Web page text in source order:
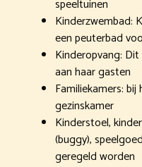
speeltuinen
Kinderzwembad:
een peuterbad
Kinderopvang:
aan haar gasten
Familiekamers:
gezinskamer
Kinderstoel,
(buggy),
geregeld worden